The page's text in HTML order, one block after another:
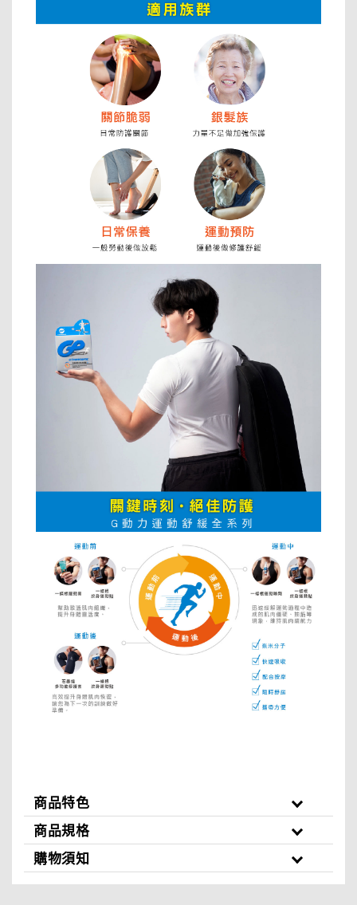
商品特色
商品規格
購物須知